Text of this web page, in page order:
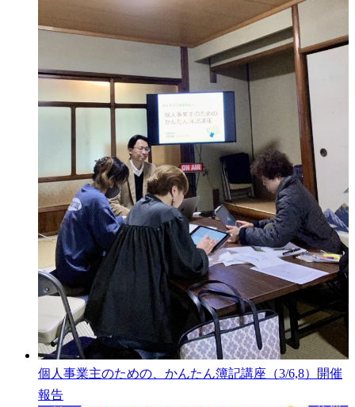
個人事業主のための、かんたん簿記講座（3/6,8）開催
報告